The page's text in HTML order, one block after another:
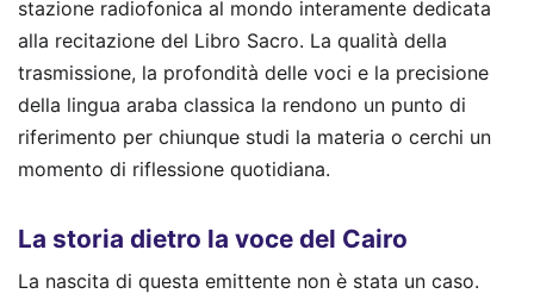
stazione radiofonica al mondo interamente dedicata
alla recitazione del Libro Sacro. La qualità della
trasmissione, la profondità delle voci e la precisione
della lingua araba classica la rendono un punto di
riferimento per chiunque studi la materia o cerchi un
momento di riflessione quotidiana.
La storia dietro la voce del Cairo
La nascita di questa emittente non è stata un caso.